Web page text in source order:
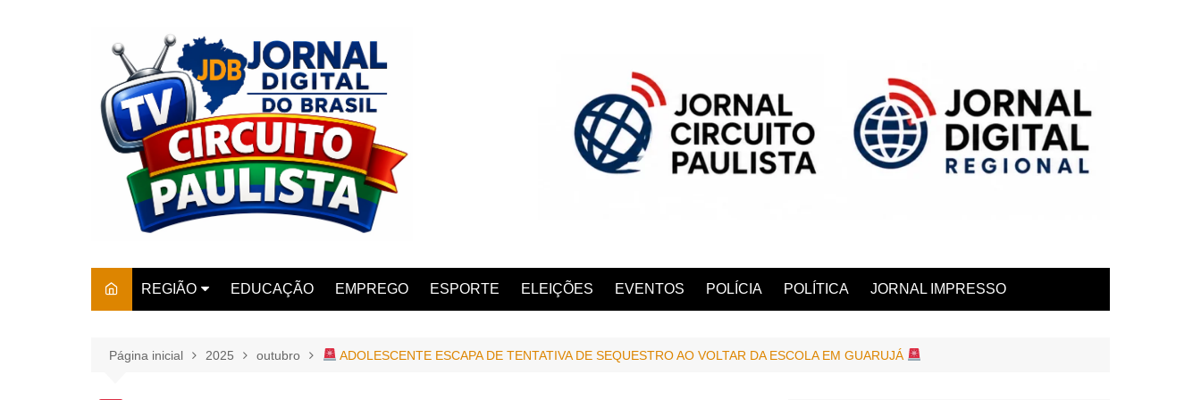
REGIÃO
AMPARO
EDUCAÇÃO EMPREGO ESPORTE ELEIÇÕES EVENTOS POLÍCIA POLÍTICA JORNAL IMPRESSO
Página inicial 2025 outubro ADOLESCENTE ESCAPA DE TENTATIVA DE SEQUESTRO AO VOLTAR DA ESCOLA EM GUARUJÁ